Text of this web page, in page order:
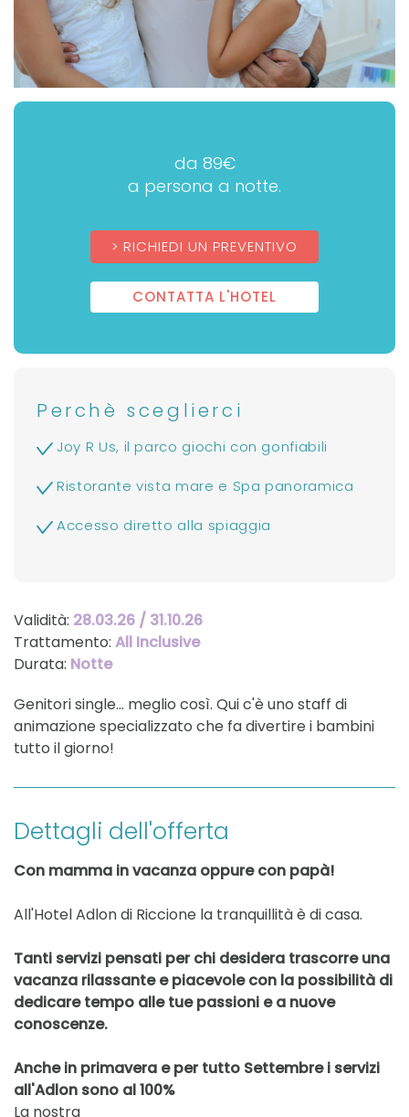
da 89€
a persona a notte.
RICHIEDI UN PREVENTIVO
CONTATTA L'HOTEL
Perchè sceglierci
Joy R Us, il parco giochi con gonfiabili
Ristorante vista mare e Spa panoramica
Accesso diretto alla spiaggia
Validità: 28.03.26 / 31.10.26
Trattamento: All Inclusive
Durata: Notte
Genitori single... meglio così. Qui c'è uno staff di
animazione specializzato che fa divertire i bambini
tutto il giorno!
Dettagli dell'offerta
Con mamma in vacanza oppure con papà!
All'Hotel Adlon di Riccione la tranquillità è di casa.
Tanti servizi pensati per chi desidera trascorre una
vacanza rilassante e piacevole con la possibilità di
dedicare tempo alle tue passioni e a nuove
conoscenze.
Anche in primavera e per tutto Settembre i servizi
all'Adlon sono al 100%
La nostra